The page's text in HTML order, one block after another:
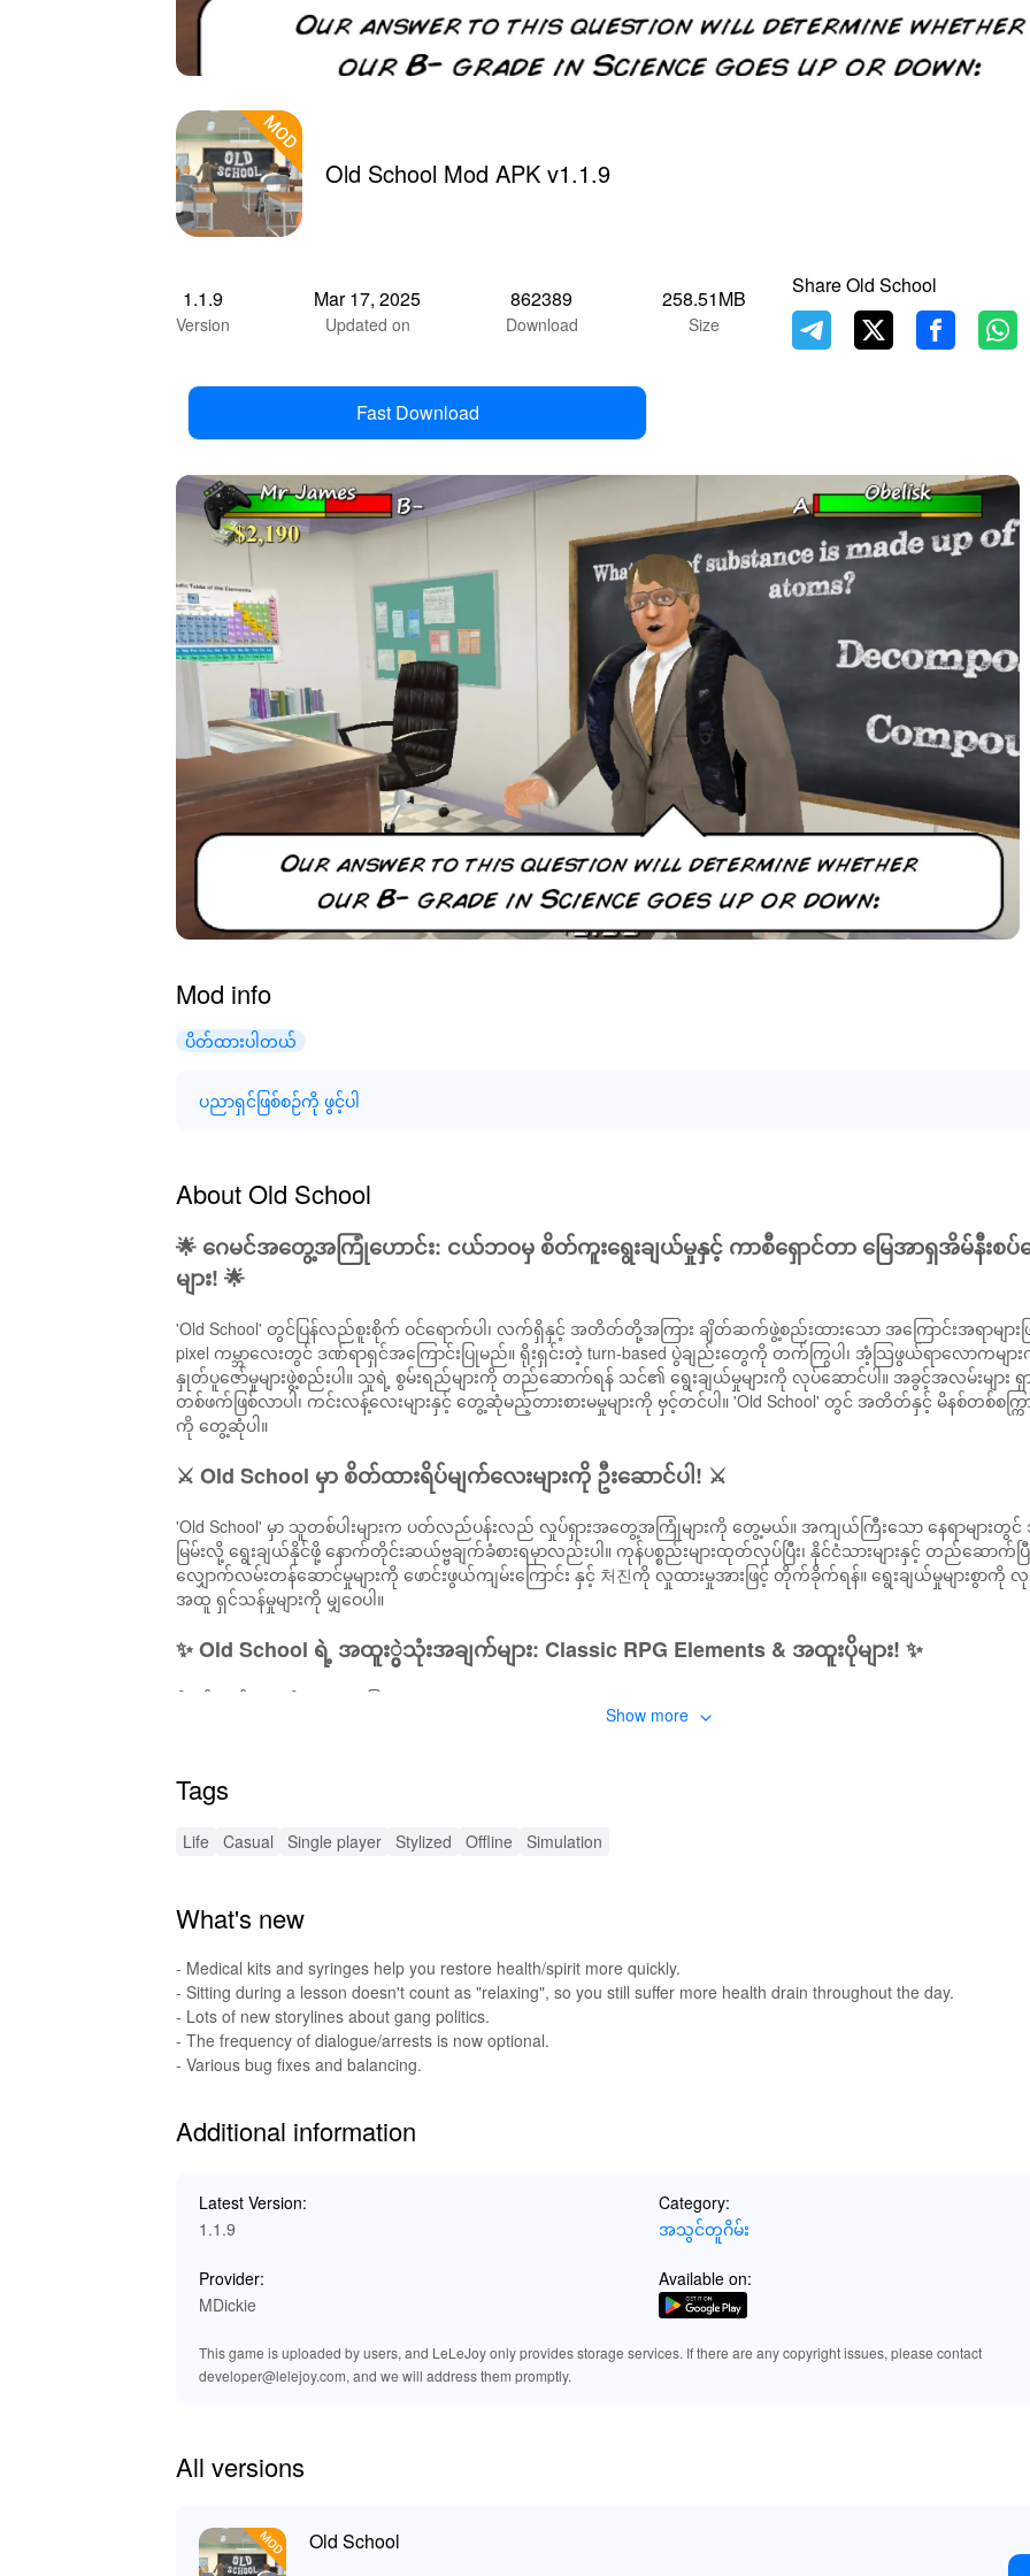
Old School Mod APK v1.1.9
1.1.9
Version
Mar 17, 2025
Updated on
862389
Download
258.51MB
Size
Share Old School
Fast Download
Mod info
ပိတ်ထားပါတယ်
ပညာရှင်ဖြစ်စဉ်ကို ဖွင့်ပါ
About Old School
🌟 ဂေမင်အတွေ့အကြုံဟောင်း: ငယ်ဘဝမှ စိတ်ကူးရွေးချယ်မှုနှင့် ကာစီရှောင်တာ မြေအာရှအိမ်နီးစပ်ရ
များ! 🌟
'Old School' တွင်ပြန်လည်စူးစိုက် ဝင်ရောက်ပါ၊ လက်ရှိနှင့် အတိတ်တို့အကြား ချိတ်ဆက်ဖွဲ့စည်းထားသော အကြောင်းအရာများဖ
pixel ကမ္ဘာလေးတွင် ဒဏ်ရာရှင်အကြောင်းပြုမည်။ ရိုးရှင်းတဲ့ turn-based ပွဲချည်းတွေကို တက်ကြွပါ၊ အံ့သြဖွယ်ရာလောကမျာ
နှုတ်ပူဇော်မှုများဖွဲ့စည်းပါ။ သူရဲ့ စွမ်းရည်များကို တည်ဆောက်ရန် သင်၏ ရွေးချယ်မှုများကို လုပ်ဆောင်ပါ။ အခွင့်အလမ်းများ ရှ
တစ်ဖက်ဖြစ်လာပါ၊ ကင်းလန့်လေးများနှင့် တွေ့ဆုံမည့်တားစားမမှုများကို ဗှင့်တင်ပါ။ 'Old School' တွင် အတိတ်နှင့် မိနစ်တစ်စက္
ကို တွေ့ဆုံပါ။
⚔️ Old School မှာ စိတ်ထားရိပ်မျက်လေးများကို ဦးဆောင်ပါ! ⚔️
'Old School' မှာ သူတစ်ပါးများက ပတ်လည်ပန်းလည် လှုပ်ရှားအတွေ့အကြုံများကို တွေ့မယ်။ အကျယ်ကြီးသော နေရာများတွင်
မြမ်းလို့ ရွေးချယ်နိုင်ဖို့ နောက်တိုင်းဆယ်ဗ္ဗချက်ခံစားရမှာလည်းပါ။ ကုန်ပစ္စည်းများထုတ်လုပ်ပြီး၊ နိုင်ငံသားများနှင့် တည်ဆောက်ပ
လျှောက်လမ်းတန်ဆောင်မှုများကို ဖောင်းဖွယ်ကျမ်းကြောင်း နှင့် 처진ကို လှုထားမှုအားဖြင့် တိုက်ခိုက်ရန်။ ရွေးချယ်မှုများစွာ
အထူ ရှင်သန်မှုများကို မျှဝေပါ။
✨ Old School ရဲ့ အထူး္ပွဲသုံးအချက်များ: Classic RPG Elements & အထူးပိုများ! ✨
တန်ဖိုးများနှင့် လုပ်ဆောင်နိုင်ပါပြီ။
ကျယ်ပြန့်သော ကမ္ဘာရဲ့ နေရာသား: အသိဉာဏ်နှင့် ဖွတ်ချလျှောက်တဲ့ မြိုများတွင် လွန်းလို့လည်းဖြစ်ပါသည်။
🔥 Old School အတွက် ထွန်းမြောက်သော MOD Features! 🔥
'Old School' မှတ္တိုင်မှာ ရွှေ့ပြောင်းခြင်း၊ ထိုးချင်မှုအချို့မှာ ထိုးထွားစွာ ငွေကုန်ငြင်းယူသွားမှာဖြစ်ပါတယ်:
အသုံးပြုခွင့် အငြိမ်းစားထား: ရှုံးစွာ ချဲ့ထွင်ရိုက်တွင် ဆွတ်မှုကို သုံးပါ။
ပြင်ဆင်ပေးသော ကျွမ်းကျင်မှုများ: တစ်ထောရှောင်ခြောက်အပြီးမှာရှိသော ကျွမ်းကျင်မှုတွေအားလုံးကို ဖွင့်မူမျာ ဖျဆရပါ။
ထူးထူးခြားခြားအကြောင်းအရာများ: သင်၏ လှုပ်ရှားမှုများကို ဦးိဳဆွဲထားသော ကြားနာချက်များဖြစ်ထားသော လွှာများနှင့်သည်
🎶 Old School ထွတ်ခါသွားအထူးเสียงထိန်းသိမ်းအချက်များ! 🎶
🏆 Old School เล่น ဖရိုင်းဆင်: အသွားအလာချီမည်! 🏆
'Old School' ကို ယခု လျှောနည်းဖြင့် ပြင်ဆင်ရမည့် ဆောင်းပါးဟူ၍ ဦးရိပ် မျှော်လင့်သည်။ ရှင်းလင်းသော မိတ်ဆွေများနှင့် တင်ပြခ
အဓိပ္ပါယ်ထုတ်သားရင်းများကို လိုက်ဆုံထားစဉ်၊ အန်ပတ်ဖြေကြောင်းကို လက်တွေ့တမ်းပါ။ ထူးထူးခြားခြားသာစာနှစ်၏ အကြောင်း
ကို သင်ချပ်တော့ ရိုးရှင်းချက်နှင့်ချိန်းခြောက်မှုအရ ကင်းကူးမုန်းမှု များဖြစ်ကြပါ။ Lelejoy ဖြင့် အသွားအလာများကို အဆင်ရော
Show more
Tags
Life Casual Single player Stylized Offline Simulation
What's new
- Medical kits and syringes help you restore health/spirit more quickly.
- Sitting during a lesson doesn't count as "relaxing", so you still suffer more health drain throughout the day.
- Lots of new storylines about gang politics.
- The frequency of dialogue/arrests is now optional.
- Various bug fixes and balancing.
Additional information
Latest Version:
1.1.9
Category:
အသွင်တူဂိမ်း
Provider:
MDickie
Available on:
This game is uploaded by users, and LeLeJoy only provides storage services. If there are any copyright issues, please contact
developer@lelejoy.com, and we will address them promptly.
All versions
Old School